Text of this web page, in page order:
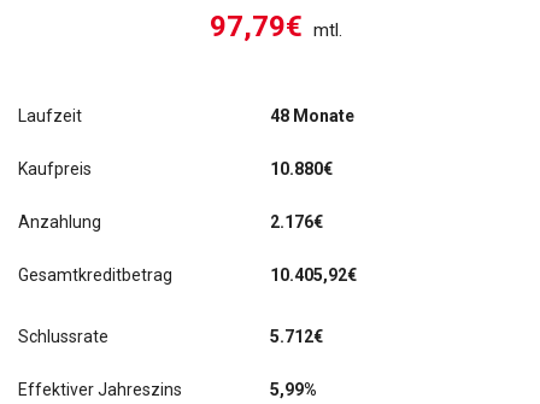
97,79€ mtl.
Laufzeit 48 Monate
Kaufpreis 10.880€
Anzahlung 2.176€
Gesamtkreditbetrag 10.405,92€
Schlussrate 5.712€
Effektiver Jahreszins 5,99%